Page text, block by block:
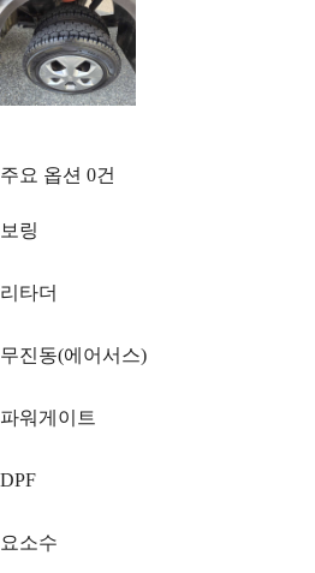
주요 옵션 0건
보링
리타더
무진동(에어서스)
파워게이트
DPF
요소수